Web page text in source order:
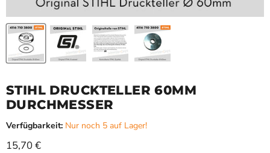
STIHL DRUCKTELLER 60MM
DURCHMESSER
Verfügbarkeit: Nur noch 5 auf Lager!
Aktueller Preis
15,70 €